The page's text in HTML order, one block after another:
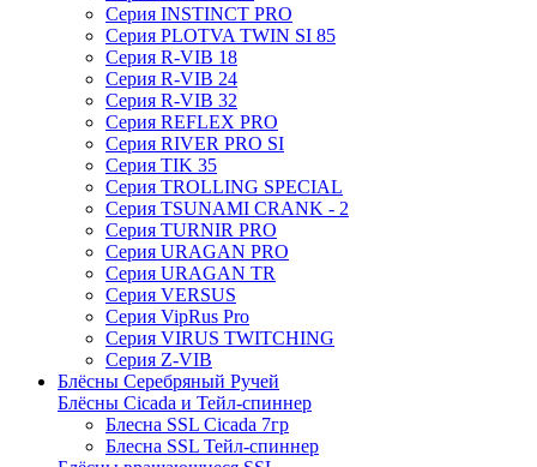
Серия INSTINCT PRO
Серия PLOTVA TWIN SI 85
Серия R-VIB 18
Серия R-VIB 24
Серия R-VIB 32
Серия REFLEX PRO
Серия RIVER PRO SI
Серия TIK 35
Серия TROLLING SPECIAL
Серия TSUNAMI CRANK - 2
Серия TURNIR PRO
Серия URAGAN PRO
Серия URAGAN TR
Серия VERSUS
Серия VipRus Pro
Серия VIRUS TWITCHING
Серия Z-VIB
Блёсны Серебряный Ручей
Блёсны Cicada и Тейл-спиннер
Блесна SSL Cicada 7гр
Блесна SSL Тейл-спиннер